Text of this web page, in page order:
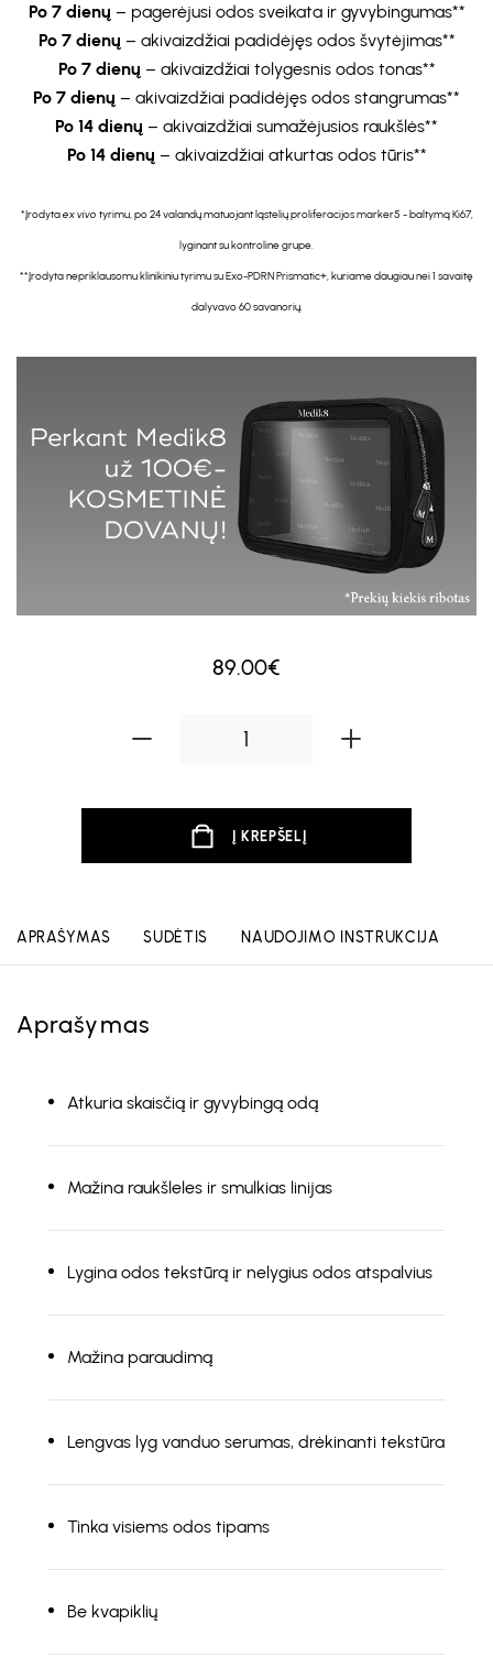
Po 7 dienų – pagerėjusi odos sveikata ir gyvybingumas**
Po 7 dienų – akivaizdžiai padidėjęs odos švytėjimas**
Po 7 dienų – akivaizdžiai tolygesnis odos tonas**
Po 7 dienų – akivaizdžiai padidėjęs odos stangrumas**
Po 14 dienų – akivaizdžiai sumažėjusios raukšlės**
Po 14 dienų – akivaizdžiai atkurtas odos tūris**
*Įrodytaex vivo tyrimu, po 24 valandų matuojant ląstelių proliferacijos marker5 - baltymą Ki67,
lyginant su kontroline grupe.
**Įrodyta nepriklausomu klinikiniu tyrimu su Exo-PDRN Prismatic+, kuriame daugiau nei 1 savaitę
dalyvavo 60 savanorių.
89.00€
Į KREPŠELĮ
APRAŠYMAS SUDĖTIS NAUDOJIMO INSTRUKCIJA
Aprašymas
Atkuria skaisčią ir gyvybingą odą
Mažina raukšleles ir smulkias linijas
Lygina odos tekstūrą ir nelygius odos atspalvius
Mažina paraudimą
Lengvas lyg vanduo serumas, drėkinanti tekstūra
Tinka visiems odos tipams
Be kvapiklių